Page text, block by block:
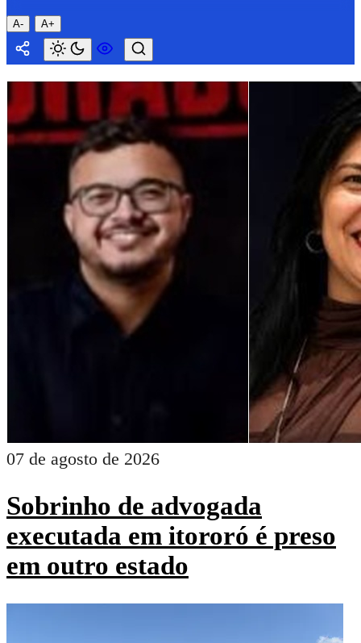
A- A+
07 de agosto de 2026
Sobrinho de advogada
executada em itororó é preso
em outro estado